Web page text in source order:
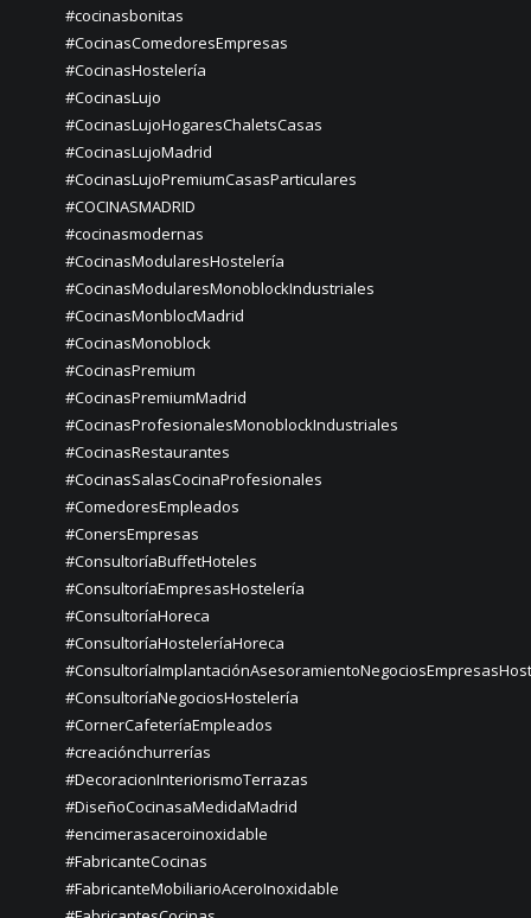
#cocinasbonitas
#CocinasComedoresEmpresas
#CocinasHostelería
#CocinasLujo
#CocinasLujoHogaresChaletsCasas
#CocinasLujoMadrid
#CocinasLujoPremiumCasasParticulares
#COCINASMADRID
#cocinasmodernas
#CocinasModularesHostelería
#CocinasModularesMonoblockIndustriales
#CocinasMonblocMadrid
#CocinasMonoblock
#CocinasPremium
#CocinasPremiumMadrid
#CocinasProfesionalesMonoblockIndustriales
#CocinasRestaurantes
#CocinasSalasCocinaProfesionales
#ComedoresEmpleados
#ConersEmpresas
#ConsultoríaBuffetHoteles
#ConsultoríaEmpresasHostelería
#ConsultoríaHoreca
#ConsultoríaHosteleríaHoreca
#ConsultoríaNegociosHostelería
#CornerCafeteríaEmpleados
#creaciónchurrerías
#DecoracionInteriorismoTerrazas
#DiseñoCocinasaMedidaMadrid
#encimerasaceroinoxidable
#FabricanteCocinas
#FabricanteMobiliarioAceroInoxidable